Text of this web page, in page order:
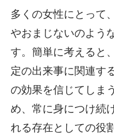
多くの女性にとって
やおまじないのよう
す。簡単に考えると
定の出来事に関連す
の効果を信じてしま
め、常に身につけ続
れる存在としての役